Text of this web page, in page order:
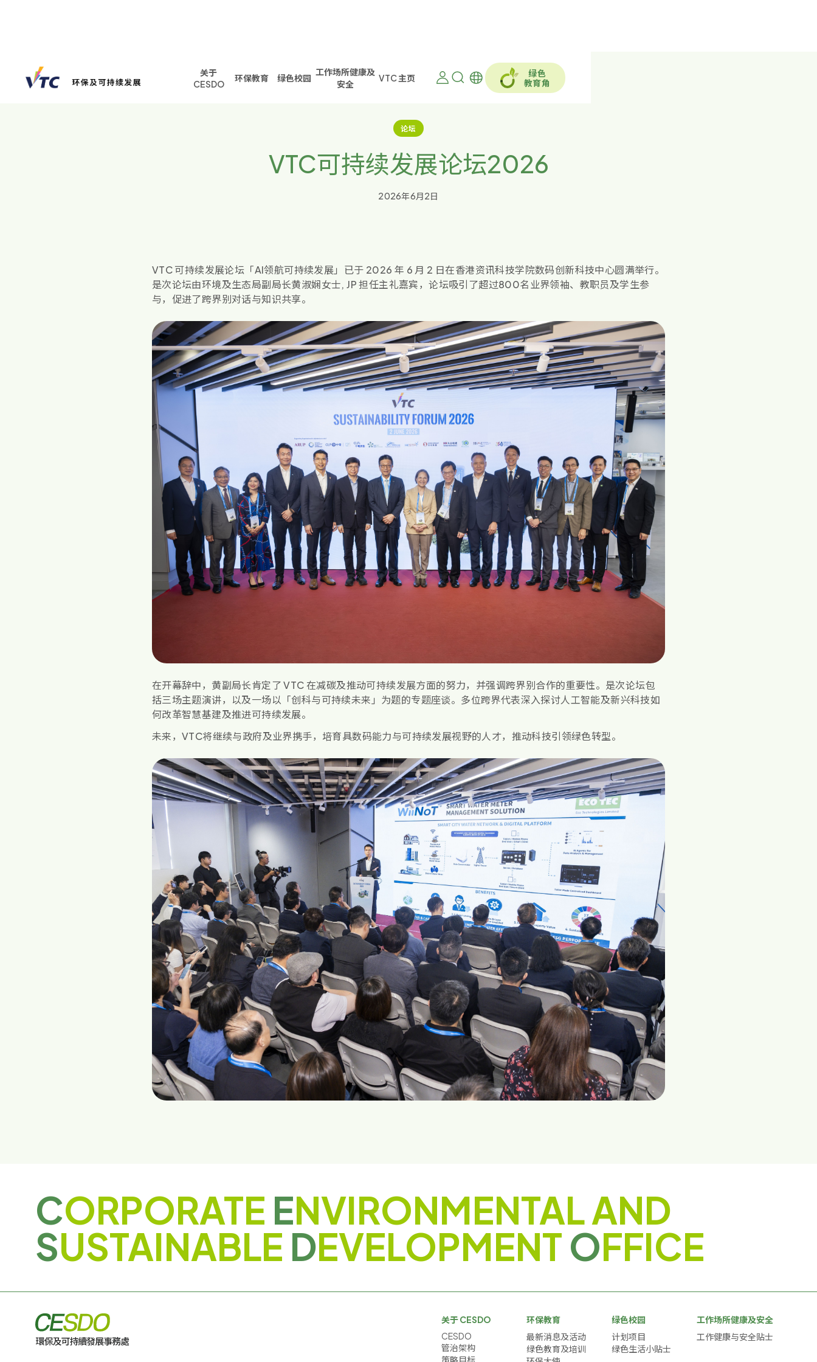
关于
CESDO
环保教育 绿色校园
工作场所健康及
安全
VTC 主页
绿色
教育角
返回列表
论坛
VTC可持续发展论坛2026
2026年6月2日
VTC 可持续发展论坛「AI领航可持续发展」已于 2026 年 6 月 2 日在香港资讯科技学院数码创新科技中心圆满举行。
是次论坛由环境及生态局副局长黄淑娴女士, JP 担任主礼嘉宾，论坛吸引了超过800名业界领袖、教职员及学生参
与，促进了跨界别对话与知识共享。
在开幕辞中，黄副局长肯定了 VTC 在减碳及推动可持续发展方面的努力，并强调跨界别合作的重要性。是次论坛包
括三场主题演讲，以及一场以「创科与可持续未来」为题的专题座谈。多位跨界代表深入探讨人工智能及新兴科技如
何改革智慧基建及推进可持续发展。
未来，VTC将继续与政府及业界携手，培育具数码能力与可持续发展视野的人才，推动科技引领绿色转型。
CORPORATE ENVIRONMENTAL AND
SUSTAINABLE DEVELOPMENTOFFICE
关于 CESDO
CESDO
管治架构
策略目标
环保教育
最新消息及活动
绿色教育及培训
绿色校园
计划项目
绿色生活小贴士
工作场所健康及安全
工作健康与安全贴士